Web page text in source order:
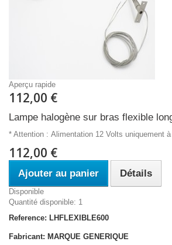
Aperçu rapide
112,00 €
Lampe halogène sur bras flexible
* Attention : Alimentation 12 Volts uniquement
112,00 €
Ajouter au panier Détails
Disponible
Quantité disponible: 1
Reference: LHFLEXIBLE600
Fabricant: MARQUE GENERIQUE